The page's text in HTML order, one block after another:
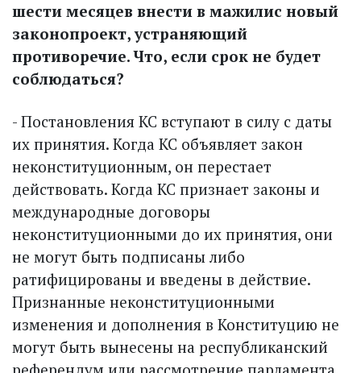
шести месяцев внести в мажилис новый
законопроект, устраняющий
противоречие. Что, если срок не будет
соблюдаться?
- Постановления КС вступают в силу с даты
их принятия. Когда КС объявляет закон
неконституционным, он перестает
действовать. Когда КС признает законы и
международные договоры
неконституционными до их принятия, они
не могут быть подписаны либо
ратифицированы и введены в действие.
Признанные неконституционными
изменения и дополнения в Конституцию не
могут быть вынесены на республиканский